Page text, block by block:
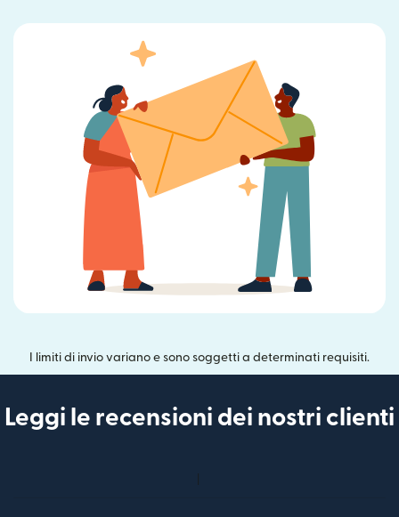
I limiti di invio variano e sono soggetti a determinati requisiti.
Leggi le recensioni dei nostri clienti